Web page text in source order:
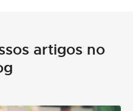
artigos no